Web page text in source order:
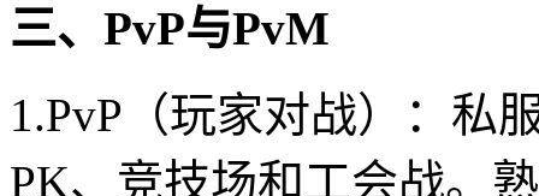
三、PvP与PvM
1.PvP（玩家对战）：私
PK、竞技场和工会战。